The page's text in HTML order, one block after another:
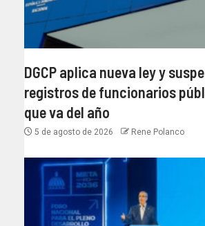
DGCP aplica nueva ley y
registros de funcionarios
que va del año
5 de agosto de 2026 Rene Polanco